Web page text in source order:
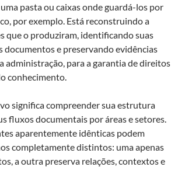
pasta ou caixas onde guardá-los por
por exemplo. Está reconstruindo a
que o produziram, identificando suas
documentos e preservando evidências
administração, para a garantia de direitos
conhecimento.
significa compreender sua estrutura
fluxos documentais por áreas e setores.
aparentemente idênticas podem
completamente distintos: uma apenas
a outra preserva relações, contextos e